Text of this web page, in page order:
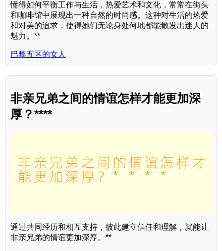
懂得如何平衡工作与生活，热爱艺术和文化，常常在街头
和咖啡馆中展现出一种自然的时尚感。这种对生活的热爱
和对美的追求，使得她们无论身处何地都能散发出迷人的
魅力。**
巴黎五区的女人
非亲兄弟之间的情谊怎样才能更加深
厚？****
通过共同经历和相互支持，彼此建立信任和理解，就能让
非亲兄弟的情谊更加深厚。**